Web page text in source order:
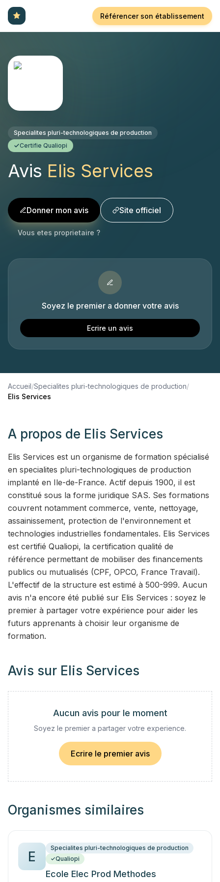
Référencer son établissement
Specialites pluri-technologiques de production
Certifie Qualiopi
Avis Elis Services
Donner mon avis Site officiel
Vous etes proprietaire ?
Soyez le premier a donner votre avis
Ecrire un avis
Accueil/Specialites pluri-technologiques de production/
Elis Services
A propos de Elis Services
Elis Services est un organisme de formation spécialisé
en specialites pluri-technologiques de production
implanté en Ile-de-France. Actif depuis 1900, il est
constitué sous la forme juridique SAS. Ses formations
couvrent notamment commerce, vente, nettoyage,
assainissement, protection de l'environnement et
technologies industrielles fondamentales. Elis Services
est certifié Qualiopi, la certification qualité de
référence permettant de mobiliser des financements
publics ou mutualisés (CPF, OPCO, France Travail).
L'effectif de la structure est estimé à 500-999. Aucun
avis n'a encore été publié sur Elis Services : soyez le
premier à partager votre expérience pour aider les
futurs apprenants à choisir leur organisme de
formation.
Avis sur Elis Services
Aucun avis pour le moment
Soyez le premier a partager votre experience.
Ecrire le premier avis
Organismes similaires
E
Specialites pluri-technologiques de production
Qualiopi
Ecole Elec Prod Methodes